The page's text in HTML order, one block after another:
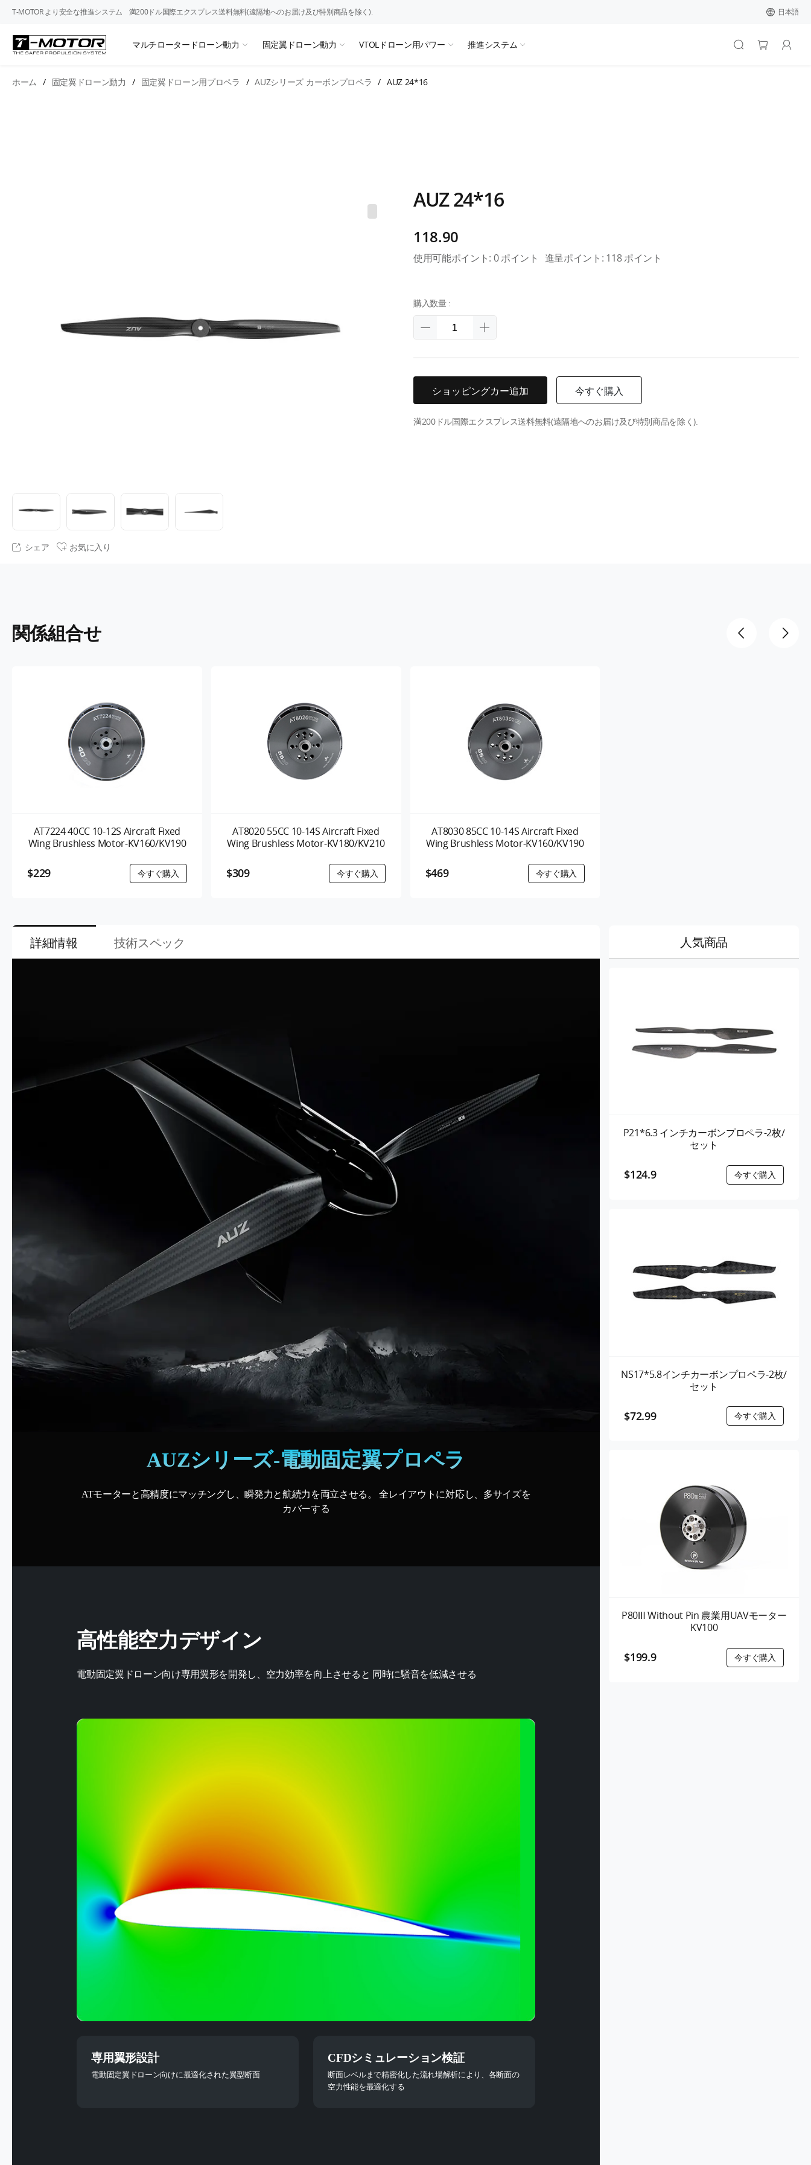
T-MOTOR より安全な推進システム 満200ドル国際エクスプレス送料無料(遠隔地へのお届け及び特別商品を除く). 日本語
マルチロータードローン動力 固定翼ドローン動力 VTOLドローン用パワー 推進システム
ホーム / 固定翼ドローン動力 / 固定翼ドローン用プロペラ / AUZシリーズ カーボンプロペラ / AUZ 24*16
シェア お気に入り
AUZ 24*16
118.90
使用可能ポイント: 0ポイント 進呈ポイント: 118ポイント
購入数量 :
ショッピングカー追加 今すぐ購入
満200ドル国際エクスプレス送料無料(遠隔地へのお届け及び特別商品を除く).
関係組合せ
AT7224 40CC 10-12S Aircraft Fixed
Wing Brushless Motor-KV160/KV190
$229
AT8020 55CC 10-14S Aircraft Fixed
Wing Brushless Motor-KV180/KV210
$309
AT8030 85CC 10-14S Aircraft Fixed
Wing Brushless Motor-KV160/KV190
$469
詳細情報 技術スペック 人気商品
AUZシリーズ-電動固定翼プロペラ
ATモーターと高精度にマッチングし、瞬発力と航続力を両立させる。 全レイアウトに対応し、多サイズを
カバーする
高性能空力デザイン
電動固定翼ドローン向け専用翼形を開発し、空力効率を向上させると 同時に騒音を低減させる
専用翼形設計
電動固定翼ドローン向けに最適化された翼型断面
CFDシミュレーション検証
断面レベルまで精密化した流れ場解析により、各断面の
空力性能を最適化する
P21*6.3 インチカーボンプロペラ-2枚/
セット
$124.9
NS17*5.8インチカーボンプロペラ-2枚/
セット
$72.99
P80Ⅲ Without Pin 農業用UAVモーター
KV100
$199.9